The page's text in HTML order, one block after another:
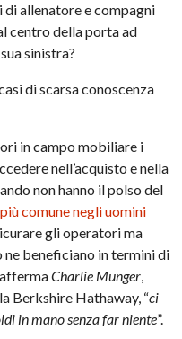
allenatore e compagni
centro della porta ad
sinistra?
di scarsa conoscenza
in campo mobiliare i
nell’acquisto e nella
non hanno il polso del
più comune negli uomini
gli operatori ma
ne beneficiano in termini di
affermaCharlie Munger,
Berkshire Hathaway, “ci
in mano senza far niente”.